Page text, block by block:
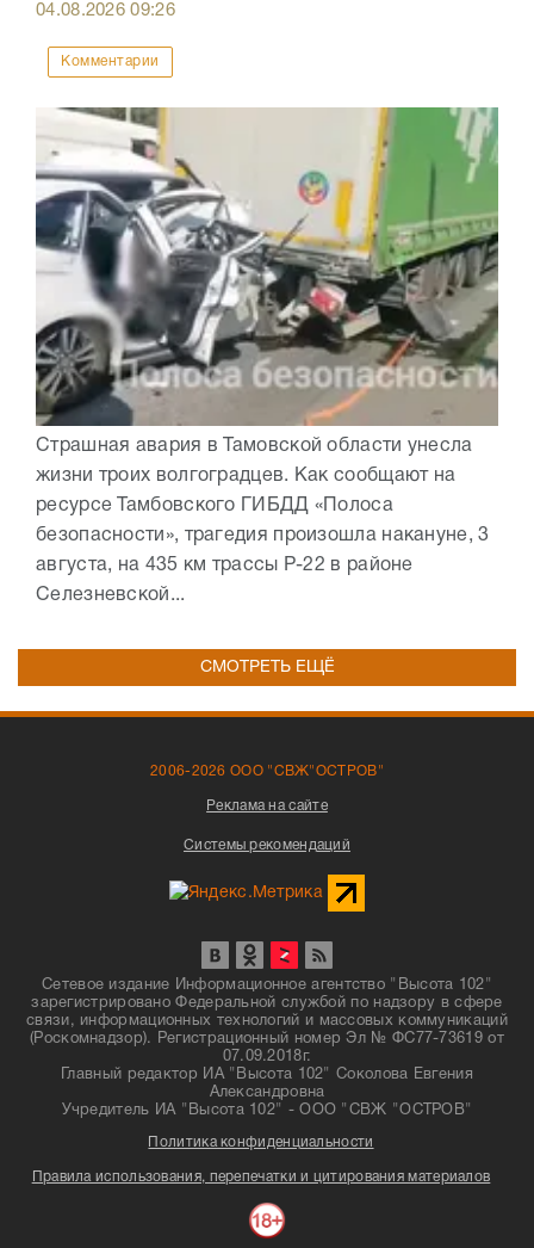
04.08.202609:26
Комментарии
Страшная авария в Тамовской области унесла
жизни троих волгоградцев. Как сообщают на
ресурсе Тамбовского ГИБДД «Полоса
безопасности», трагедия произошла накануне, 3
августа, на 435 км трассы Р-22 в районе
Селезневской...
СМОТРЕТЬ ЕЩЁ
2006-2026 ООО "СВЖ"ОСТРОВ"
Реклама на сайте
Системы рекомендаций
Сетевое издание Информационное агентство "Высота 102"
зарегистрировано Федеральной службой по надзору в сфере
связи, информационных технологий и массовых коммуникаций
(Роскомнадзор). Регистрационный номер Эл № ФС77-73619 от
07.09.2018г.
Главный редактор ИА "Высота 102" Соколова Евгения
Александровна
Учредитель ИА "Высота 102" - ООО "СВЖ "ОСТРОВ"
Политика конфиденциальности
Правила использования, перепечатки и цитирования материалов